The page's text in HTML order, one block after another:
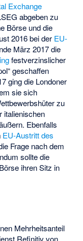
Exchange
abgeben zu
Börse und die
2016 bei der EU-
März 2017 die
festverzinslicher
geschaffen
ging die Londoner
sie sich
zu
italienischen
Ebenfalls
EU-Austritt des
Frage nach dem
sollte die
ihren Sitz in
Mehrheitsanteil
Refinitivvon